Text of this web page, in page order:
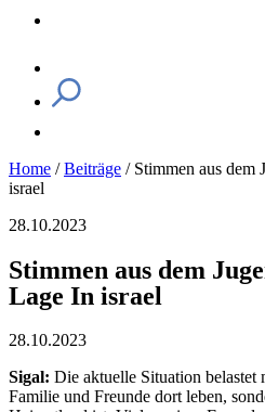
Home /Beiträge / Stimmen aus dem
israel
28.10.2023
Stimmen aus dem
Lage In israel
28.10.2023
Sigal: Die aktuelle Situation
Familie und Freunde dort leben,